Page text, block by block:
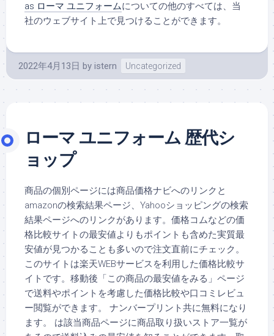
as ローマ ユニフォームについての他のすべては、当
社のウェブサイト上で見つけることができます。
2022年4月13日 by istern Uncategorized
ローマ ユニフォーム 歴代シ
ョップ
商品の個別ページには商品価格ナビへのリンクと
amazonの検索結果ページ、Yahooショッピングの検索
結果ページへのリンクがあります。価格コムなどの価
格比較サイトの最安値よりもポイントも含めた実質最
安値が見つかることも多いので注文直前にチェック。
このサイトは楽天WEBサービスを利用した価格比較サ
イトです。移動後「この商品の最安値をみる」ページ
で送料やポイントを考慮した価格比較や口コミレビュ
ー閲覧ができます。 ナンバープリント共に無料になり
ます。 は該当商品ページに商品取り扱いストア一覧が